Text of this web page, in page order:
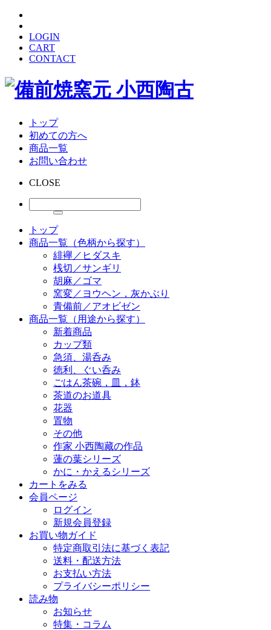
LOGIN
CART
CONTACT
トップ
初めての方へ
商品一覧
お問い合わせ
CLOSE
トップ
商品一覧（色柄から探す）
緋襷／ヒダスキ
桟切／サンギリ
胡麻／ゴマ
窯変／ヨウヘン，灰かぶり
青備前／アオビゼン
商品一覧（用途から探す）
新着商品
カップ類
急須、湯呑み
徳利、ぐい呑み
ごはん茶碗，皿，鉢
茶道のお道具
花器
置物
その他
作家 小西陶藏の作品
蓮の葉シリーズ
かに・かえるシリーズ
カートをみる
会員ページ
ログイン
新規会員登録
お買い物ガイド
特定商取引法に基づく表記
送料・配送方法
お支払い方法
プライバシーポリシー
読み物
お知らせ
特集・コラム